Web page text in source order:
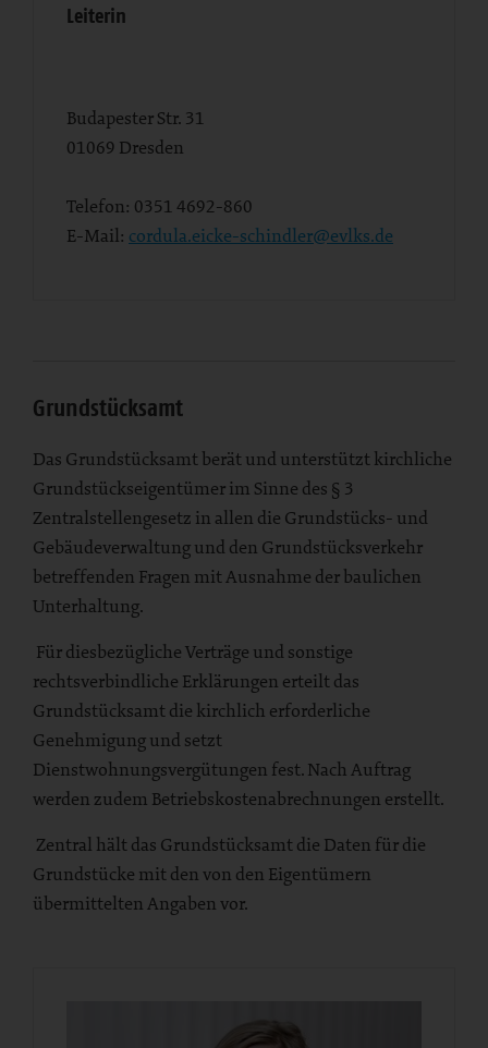
Leiterin
Budapester Str. 31
01069 Dresden
Telefon: 0351 4692-860
E-Mail: cordula.eicke-schindler@evlks.de
Grundstücksamt
Das Grundstücksamt berät und unterstützt kirchliche
Grundstückseigentümer im Sinne des § 3
Zentralstellengesetz in allen die Grundstücks- und
Gebäudeverwaltung und den Grundstücksverkehr
betreffenden Fragen mit Ausnahme der baulichen
Unterhaltung.
Für diesbezügliche Verträge und sonstige
rechtsverbindliche Erklärungen erteilt das
Grundstücksamt die kirchlich erforderliche
Genehmigung und setzt
Dienstwohnungsvergütungen fest. Nach Auftrag
werden zudem Betriebskostenabrechnungen erstellt.
Zentral hält das Grundstücksamt die Daten für die
Grundstücke mit den von den Eigentümern
übermittelten Angaben vor.